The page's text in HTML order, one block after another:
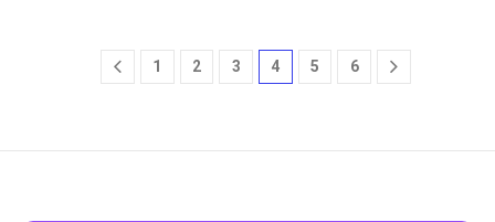
1 2 3 4 5 6